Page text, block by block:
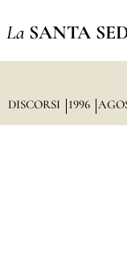
La SANTA
DISCORSI 1996